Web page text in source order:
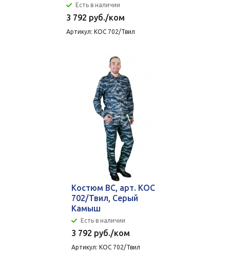
Есть в наличии
3 792 руб./ком
Артикул: КОС 702/Твил
Костюм ВС, арт. КОС
702/Твил, Серый
Камыш
Есть в наличии
3 792 руб./ком
Артикул: КОС 702/Твил